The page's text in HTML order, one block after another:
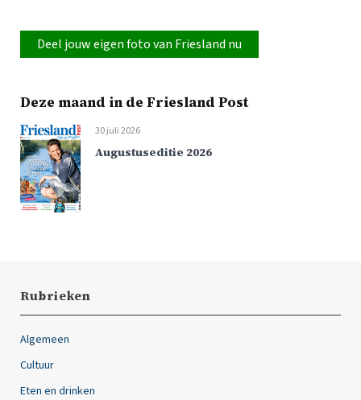
Deel jouw eigen foto van Friesland nu
Deze maand in de Friesland Post
30 juli 2026
Augustuseditie 2026
Rubrieken
Algemeen
Cultuur
Eten en drinken